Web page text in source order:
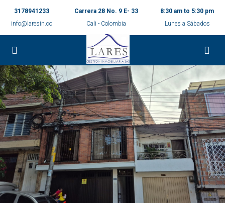
3178941233
info@laresin.co
Carrera 28 No. 9 E- 33
Cali - Colombia
8:30 am to 5:30 pm
Lunes a Sábados